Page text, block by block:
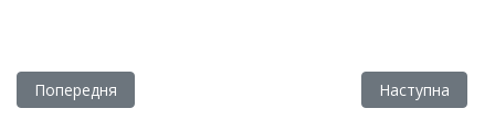
Попередня стаття: Інтелектуальне шоу «Хто знає»
Попередня Наступна
Наступна